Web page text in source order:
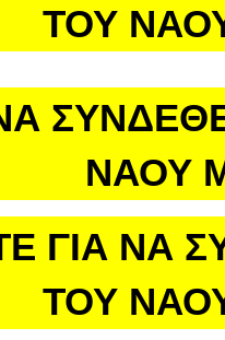
ΤΟΥ
ΝΑΟΥ
ΓΙΑ ΝΑ
ΤΟΥ